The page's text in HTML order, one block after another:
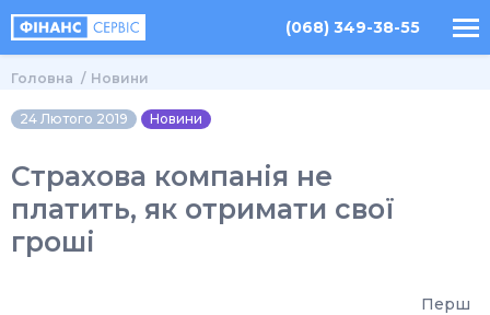
(068) 349-38-55
Головна Новини
24 Лютого 2019 Новини
Страхова компанія не
платить, як отримати свої
гроші
Перш